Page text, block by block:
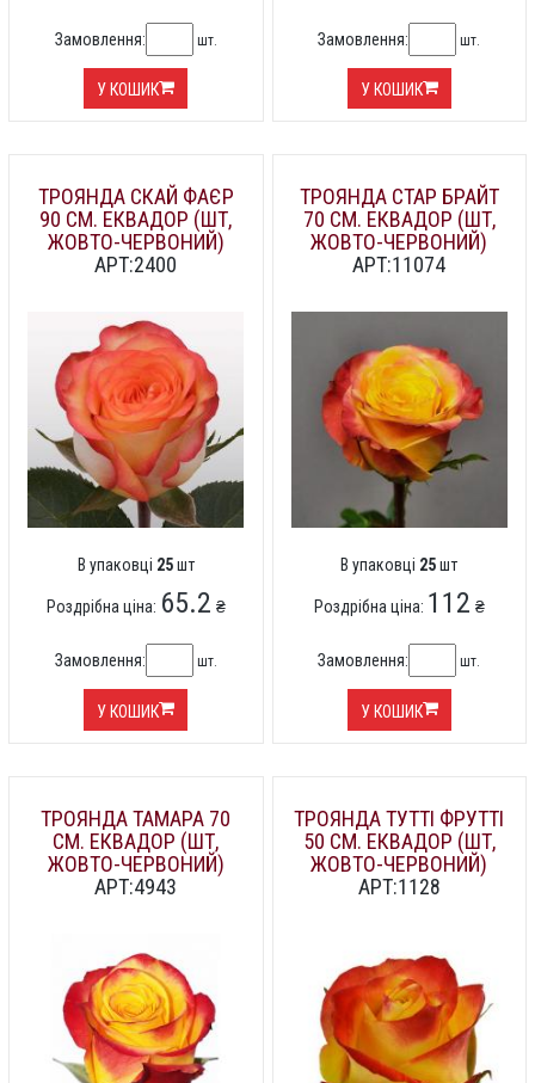
Замовлення: шт.
У КОШИК
Замовлення: шт.
У КОШИК
ТРОЯНДА СКАЙ ФАЄР
90 СМ. ЕКВАДОР (ШТ,
ЖОВТО-ЧЕРВОНИЙ)
АРТ:2400
В упаковці 25шт
Роздрібна ціна: 65.2 ₴
Замовлення: шт.
У КОШИК
ТРОЯНДА СТАР БРАЙТ
70 СМ. ЕКВАДОР (ШТ,
ЖОВТО-ЧЕРВОНИЙ)
АРТ:11074
В упаковці 25шт
Роздрібна ціна: 112 ₴
Замовлення: шт.
У КОШИК
ТРОЯНДА ТАМАРА 70
СМ. ЕКВАДОР (ШТ,
ЖОВТО-ЧЕРВОНИЙ)
АРТ:4943
ТРОЯНДА ТУТТІ ФРУТТІ
50 СМ. ЕКВАДОР (ШТ,
ЖОВТО-ЧЕРВОНИЙ)
АРТ:1128